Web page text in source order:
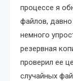
процессе я
файлов,
немного
резервная
проверил ее
случайных